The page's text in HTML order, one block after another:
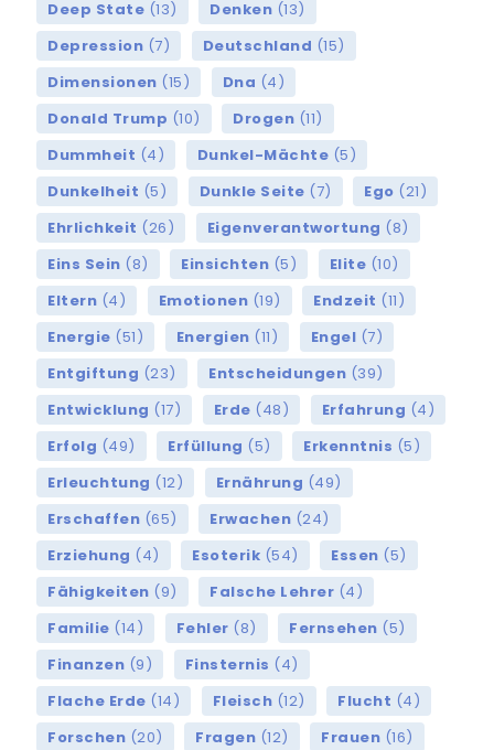
Deep State (13) Denken (13)
Depression (7) Deutschland (15)
Dimensionen (15) Dna (4)
Donald Trump (10) Drogen (11)
Dummheit (4) Dunkel-Mächte (5)
Dunkelheit (5) Dunkle Seite (7) Ego (21)
Ehrlichkeit (26) Eigenverantwortung (8)
Eins Sein (8) Einsichten (5) Elite (10)
Eltern (4) Emotionen (19) Endzeit (11)
Energie (51) Energien (11) Engel (7)
Entgiftung (23) Entscheidungen (39)
Entwicklung (17) Erde (48) Erfahrung (4)
Erfolg (49) Erfüllung (5) Erkenntnis (5)
Erleuchtung (12) Ernährung (49)
Erschaffen (65) Erwachen (24)
Erziehung (4) Esoterik (54) Essen (5)
Fähigkeiten (9) Falsche Lehrer (4)
Familie (14) Fehler (8) Fernsehen (5)
Finanzen (9) Finsternis (4)
Flache Erde (14) Fleisch (12) Flucht (4)
Forschen (20) Fragen (12) Frauen (16)